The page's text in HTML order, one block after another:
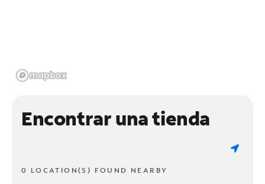
Encontrar una tienda
0 LOCATION(S) FOUND NEARBY